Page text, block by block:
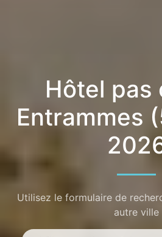
Hôtel pas
Entrammes
Utilisez le formulaire de
autre ville